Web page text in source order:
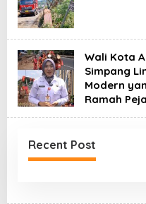
Wali Kota
Simpang
Modern
Ramah
Recent Post